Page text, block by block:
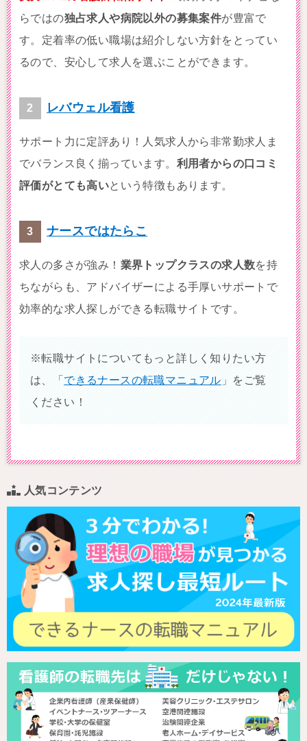
らではの独占求人や病院以外の募集案件が豊富で
す。定着率の低い職場は紹介しない方針をとってい
るので、安心して求人を選ぶことができます。
レバウェル看護
サポート力に定評あり！人気求人から非常勤求人ま
でバランス良く揃っています。 利用者からの口コミ
評価がとても高いという特徴もあります。
ナースではたらこ
求人の多さが強み！ 業界トップクラスの求人数を持
ちながらも、アドバイザーによる手厚いサポートで
効率的な求人探しができる転職サイトです。
※転職サイトについてもっと詳しく知りたい方
は、「できるナースの転職マニュアル 」をご覧
ください！
人気コンテンツ